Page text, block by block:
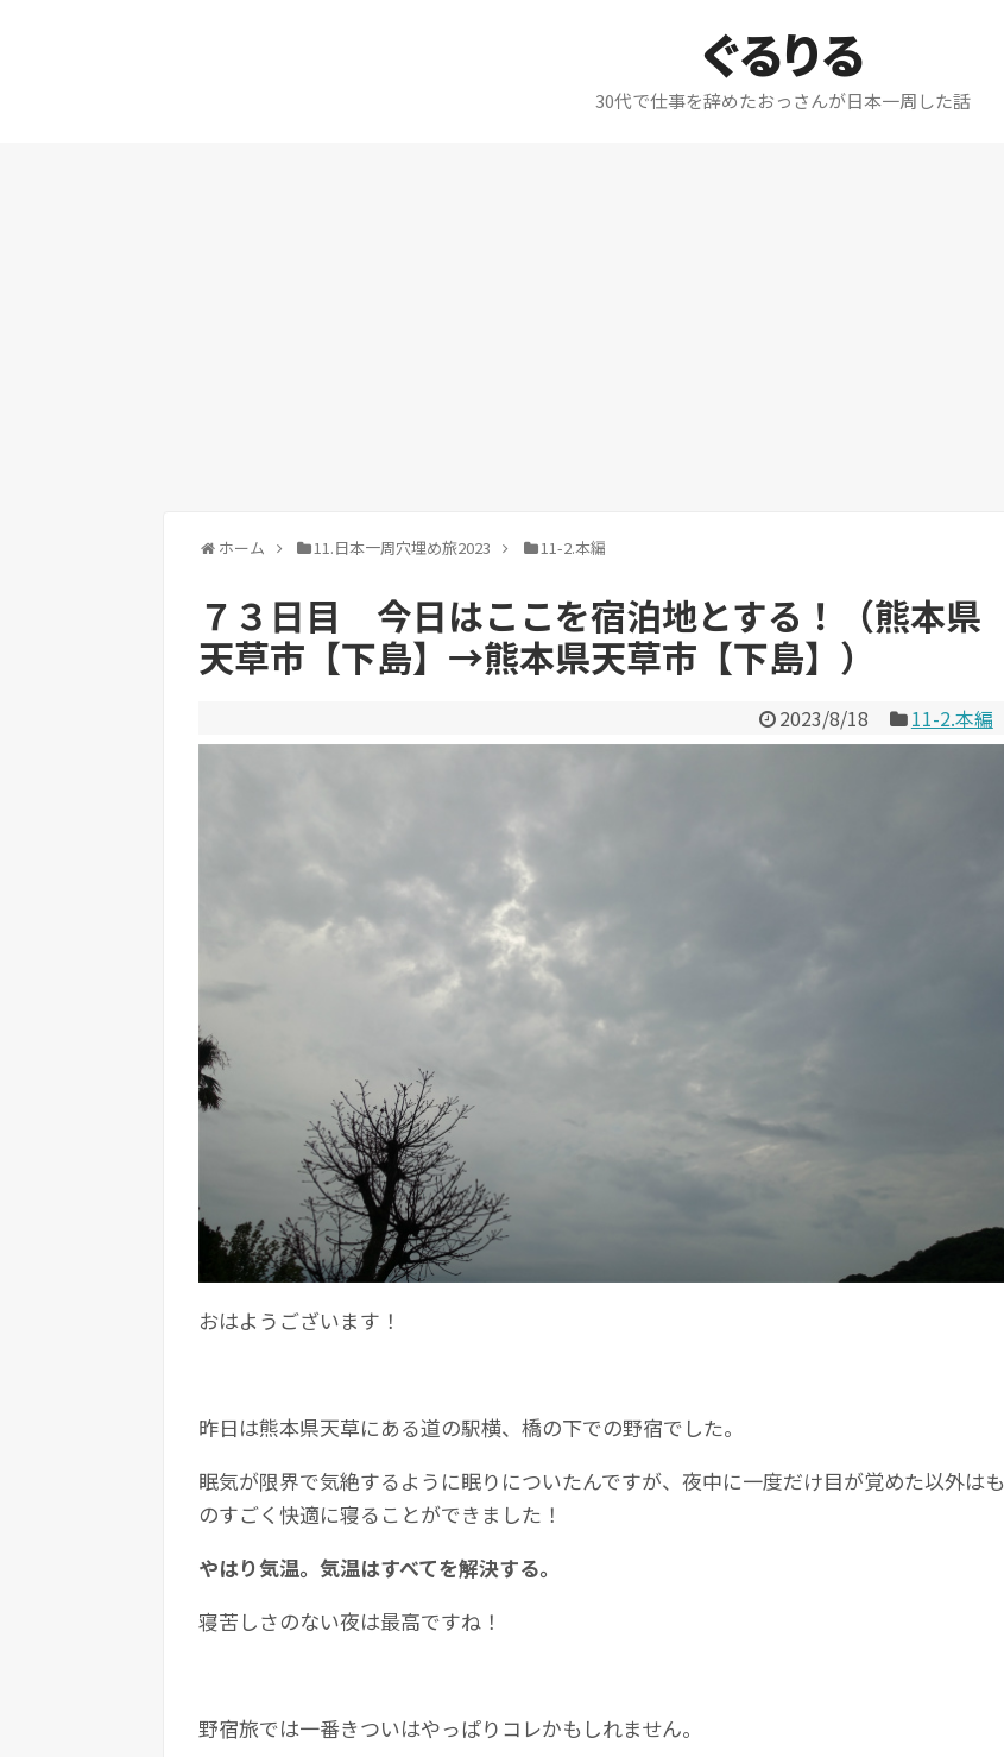
ぐるりる
30代で仕事を辞めたおっさんが日本一周した話
ホーム 11.日本一周穴埋め旅2023 11-2.本編
７３日目 今日はここを宿泊地とする！（熊本県
天草市【下島】→熊本県天草市【下島】）
2023/8/18 11-2.本編
おはようございます！
昨日は熊本県天草にある道の駅横、橋の下での野宿でした。
眠気が限界で気絶するように眠りについたんですが、夜中に一度だけ目が覚めた以外はも
のすごく快適に寝ることができました！
やはり気温。気温はすべてを解決する。
寝苦しさのない夜は最高ですね！
野宿旅では一番きついはやっぱりコレかもしれません。